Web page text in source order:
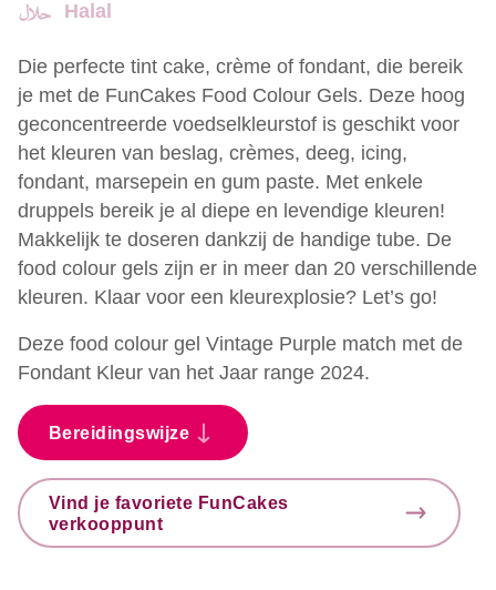
Halal
Die perfecte tint cake, crème of fondant, die bereik
je met de FunCakes Food Colour Gels. Deze hoog
geconcentreerde voedselkleurstof is geschikt voor
het kleuren van beslag, crèmes, deeg, icing,
fondant, marsepein en gum paste. Met enkele
druppels bereik je al diepe en levendige kleuren!
Makkelijk te doseren dankzij de handige tube. De
food colour gels zijn er in meer dan 20 verschillende
kleuren. Klaar voor een kleurexplosie? Let’s go!
Deze food colour gel Vintage Purple match met de
Fondant Kleur van het Jaar range 2024.
Bereidingswijze
Vind je favoriete FunCakes
verkooppunt